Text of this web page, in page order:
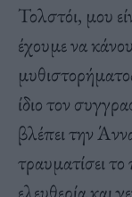
Τολστόι, μου
έχουμε να
ίδιο τον
βλέπει την
τραυματίσει
ελευθερία και